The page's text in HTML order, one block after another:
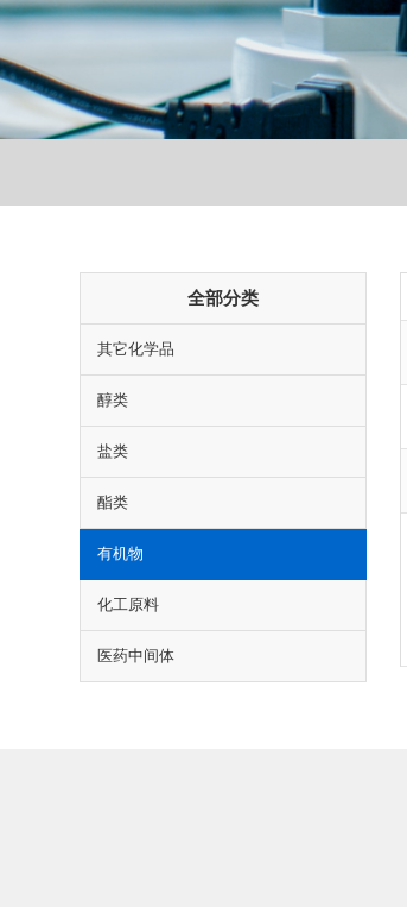
全部分类
其它化学品
醇类
盐类
酯类
有机物‌‌
化工原料
医药中间体